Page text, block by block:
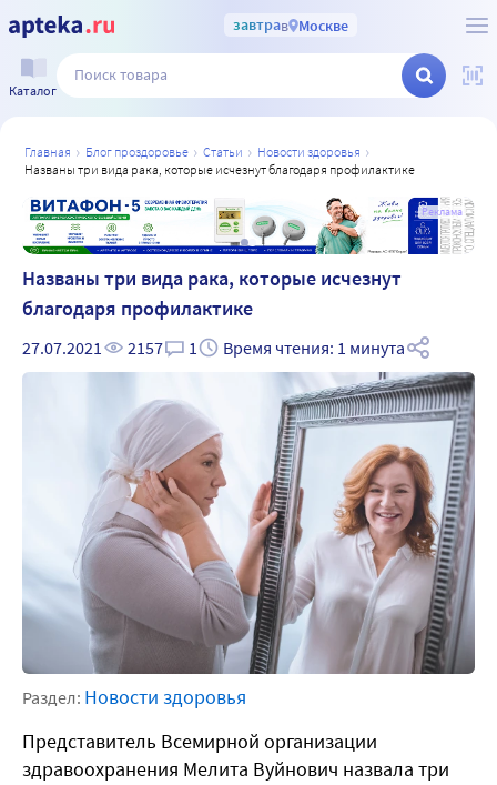
завтрав Москве
Каталог
главная блог проздоровье статьи
новости здоровья
названы три вида рака, которые исчезнут благодаря профилактике
Реклама
Названы три вида рака, которые исчезнут
благодаря профилактике
27.07.2021 2157 1 Время чтения: 1 минута
Раздел: Новости здоровья
Представитель Всемирной организации
здравоохранения Мелита Вуйнович назвала три